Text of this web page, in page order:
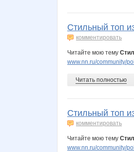
Стильный топ
комментировать
Читайте мою тему
www.nn.ru/community/
Читать полностью
Стильный топ
комментировать
Читайте мою тему
www.nn.ru/community/